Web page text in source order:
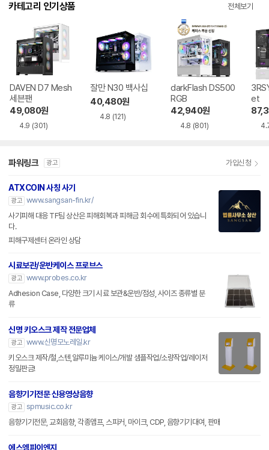
카테고리 인기상품 전체보기
DAVEN D7 Mesh
세븐팬
49,080원
4.9 (301)
잘만 N30 백사십
40,480원
4.8 (121)
darkFlash DS500
RGB
42,940원
4.8 (801)
et
파워링크 광고 가입신청
ATXCOIN 사칭 사기
광고 www.sangsan-fin.kr/
사기피해 대응 TF팀 상산은 피해회복과 피해금 회수에 특화되어 있습니
다.
피해구제센터 온라인 상담
시료보관/운반케이스 프로브스
광고 www.probes.co.kr
Adhesion Case, 다양한 크기 시료 보관&운반/점성, 사이즈 종류별 분
류
신명 키오스크 제작 전문업체
광고 www.신명모노레일.kr
키오스크 제작/철,스텐,알루미늄 케이스/개발 샘플작업/소량작업/레이저
정밀판금!
음향기기전문 신용영상음향
광고 spmusic.co.kr
음향기기전문, 교회음향, 각종앰프, 스피커, 마이크, CDP, 음향기기대여, 판매
에스엠피이엔지